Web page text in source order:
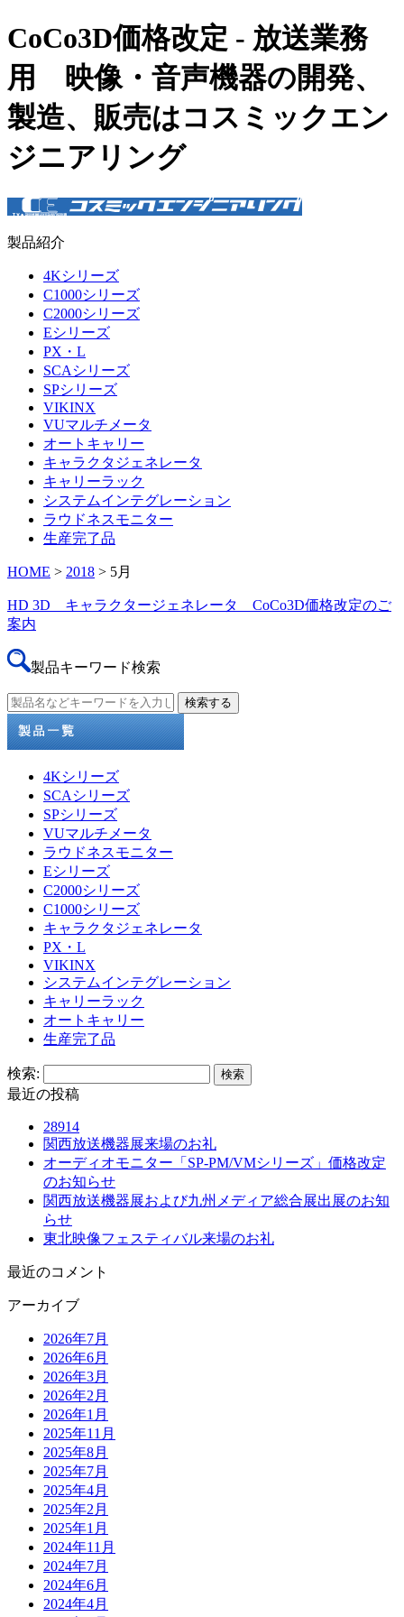
CoCo3D価格改定 - 放送業務
用 映像・音声機器の開発、
製造、販売はコスミックエン
ジニアリング
製品紹介
4Kシリーズ
C1000シリーズ
C2000シリーズ
Eシリーズ
PX・L
SCAシリーズ
SPシリーズ
VIKINX
VUマルチメータ
オートキャリー
キャラクタジェネレータ
キャリーラック
システムインテグレーション
ラウドネスモニター
生産完了品
HOME > 2018 > 5月
HD 3D キャラクタージェネレータ CoCo3D価格改定のご
案内
製品キーワード検索
4Kシリーズ
SCAシリーズ
SPシリーズ
VUマルチメータ
ラウドネスモニター
Eシリーズ
C2000シリーズ
C1000シリーズ
キャラクタジェネレータ
PX・L
VIKINX
システムインテグレーション
キャリーラック
オートキャリー
生産完了品
検索:
最近の投稿
28914
関西放送機器展来場のお礼
オーディオモニター「SP-PM/VMシリーズ」価格改定
のお知らせ
関西放送機器展および九州メディア総合展出展のお知
らせ
東北映像フェスティバル来場のお礼
最近のコメント
アーカイブ
2026年7月
2026年6月
2026年3月
2026年2月
2026年1月
2025年11月
2025年8月
2025年7月
2025年4月
2025年2月
2025年1月
2024年11月
2024年7月
2024年6月
2024年4月